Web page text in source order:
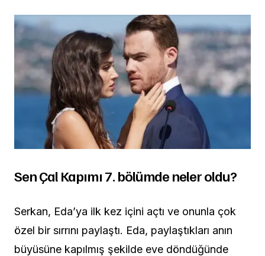
Sen Çal Kapımı 7. bölümde neler oldu?
Serkan, Eda’ya ilk kez içini açtı ve onunla çok
özel bir sırrını paylaştı. Eda, paylaştıkları anın
büyüsüne kapılmış şekilde eve döndüğünde